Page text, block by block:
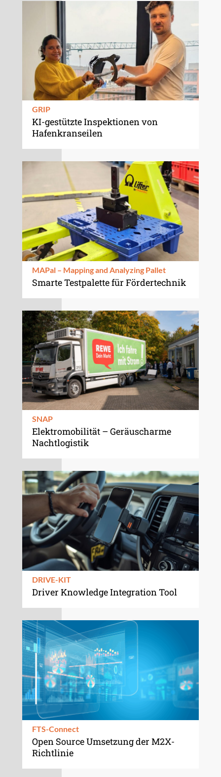
GRIP
KI-gestützte Inspektionen von
Hafenkranseilen
MAPal – Mapping and Analyzing Pallet
Smarte Testpalette für Fördertechnik
SNAP
Elektromobilität – Geräuscharme
Nachtlogistik
DRIVE-KIT
Driver Knowledge Integration Tool
FTS-Connect
Open Source Umsetzung der M2X-
Richtlinie